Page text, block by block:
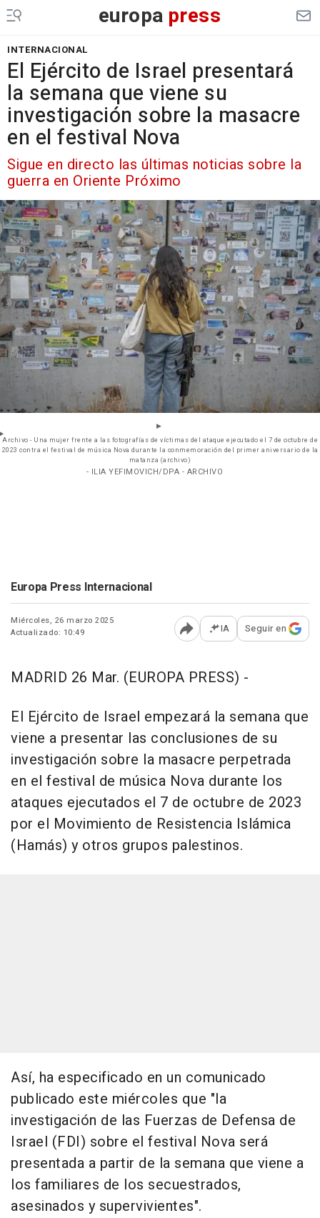
europa press
INTERNACIONAL
El Ejército de Israel presentará
la semana que viene su
investigación sobre la masacre
en el festival Nova
Sigue en directo las últimas noticias sobre la
guerra en Oriente Próximo
Archivo - Una mujer frente a las fotografías de víctimas del ataque ejecutado el 7 de octubre de
2023 contra el festival de música Nova durante la conmemoración del primer aniversario de la
matanza (archivo)
- ILIA YEFIMOVICH/DPA - ARCHIVO
Europa Press Internacional
Miércoles, 26 marzo 2025
Actualizado: 10:49
Abrir opciones para
IA Seguir en
MADRID 26 Mar. (EUROPA PRESS) -
El Ejército de Israel empezará la semana que
viene a presentar las conclusiones de su
investigación sobre la masacre perpetrada
en el festival de música Nova durante los
ataques ejecutados el 7 de octubre de 2023
por el Movimiento de Resistencia Islámica
(Hamás) y otros grupos palestinos.
Así, ha especificado en un comunicado
publicado este miércoles que "la
investigación de las Fuerzas de Defensa de
Israel (FDI) sobre el festival Nova será
presentada a partir de la semana que viene a
los familiares de los secuestrados,
asesinados y supervivientes".